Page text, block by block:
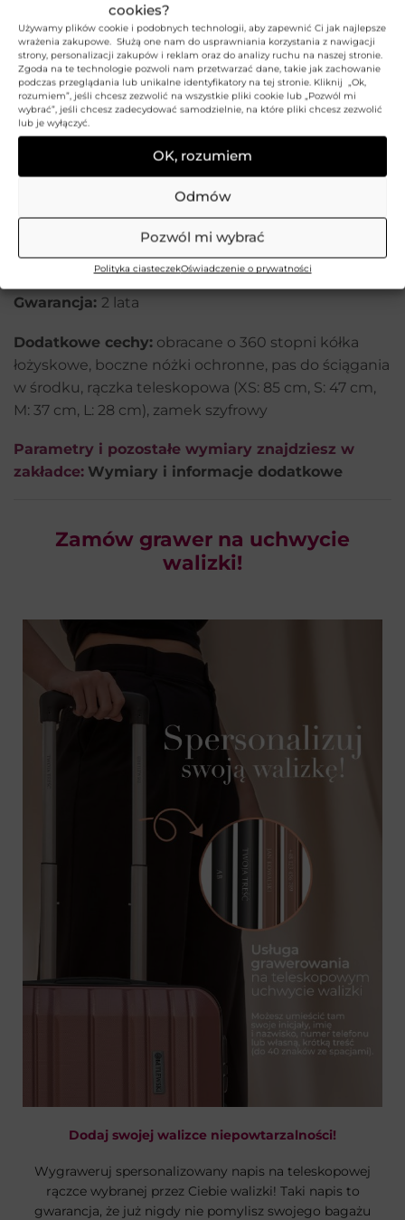
cookies?
Używamy plików cookie i podobnych technologii, aby zapewnić Ci jak najlepsze
wrażenia zakupowe. Służą one nam do usprawniania korzystania z nawigacji
strony, personalizacji zakupów i reklam oraz do analizy ruchu na naszej stronie.
Zgoda na te technologie pozwoli nam przetwarzać dane, takie jak zachowanie
podczas przeglądania lub unikalne identyfikatory na tej stronie. Kliknij „Ok,
rozumiem”, jeśli chcesz zezwolić na wszystkie pliki cookie lub „Pozwól mi
wybrać”, jeśli chcesz zadecydować samodzielnie, na które pliki chcesz zezwolić
lub je wyłączyć.
OK, rozumiem
Odmów
Pozwól mi wybrać
Polityka ciasteczekOświadczenie o prywatności
Wymiary zewnętrzne (mierzone z kółkami i
innymi wystającymi elementami) walizki
średniej (M):pojemność 63 l, szer. 42 cm, wys. 66
cm, gł. 25 cm, waga: 3,67 kg, długość teleskopowej
rączki 37 cm.
Wymiary zewnętrzne (mierzone z kółkami i
innymi wystającymi elementami) walizki dużej
(L):pojemność 93 l, szer. 48 cm, wys. 76 cm, gł. 28
cm, waga: 4,32 kg, długość teleskopowej rączki 28
cm.
Gwarancja: 2 lata
Dodatkowe cechy: obracane o 360 stopni kółka
łożyskowe, boczne nóżki ochronne, pas do ściągania
w środku, rączka teleskopowa (XS: 85 cm, S: 47 cm,
M: 37 cm, L: 28 cm), zamek szyfrowy
Parametry i pozostałe wymiary znajdziesz w
zakładce: Wymiary i informacje dodatkowe
Zamów grawer na uchwycie
walizki!
Dodaj swojej walizce niepowtarzalności!
Wygraweruj spersonalizowany napis na teleskopowej
rączce wybranej przez Ciebie walizki! Taki napis to
gwarancja, że już nigdy nie pomylisz swojego bagażu